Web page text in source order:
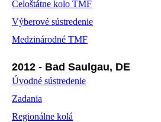
Celoštátne kolo TMF
Výberové sústredenie
Medzinárodné TMF
2012 - Bad Saulgau, DE
Úvodné sústredenie
Zadania
Regionálne kolá